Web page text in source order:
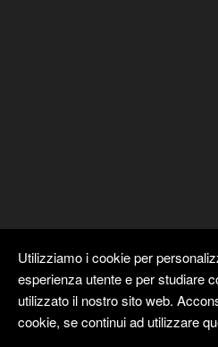
Utilizziamo i cookie per
esperienza utente e per studiare
utilizzato il nostro sito web.
cookie, se continui ad utilizzare